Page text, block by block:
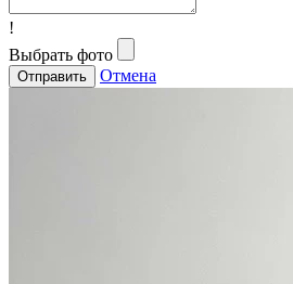
!
Выбрать фото
Отправить Отмена